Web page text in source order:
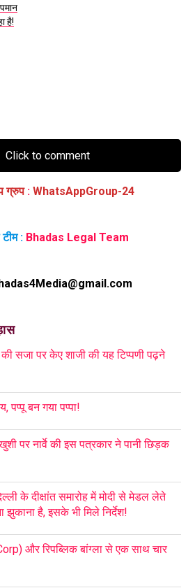
है!
Click to comment
ग्रुप : WhatsAppGroup-24
: Bhadas Legal Team
सजा पर केए शाजी की यह टिप्पणी पढ़ने
पप्पू बन गया पप्पा!
पर नार्वे की इस पत्रकार ने पानी छिड़क
के दीक्षांत समारोह में मोदी से मेडल लेते
झुकाना है, इसके भी मिले निर्देश!
और रिपब्लिक बांग्ला से एक साथ चार